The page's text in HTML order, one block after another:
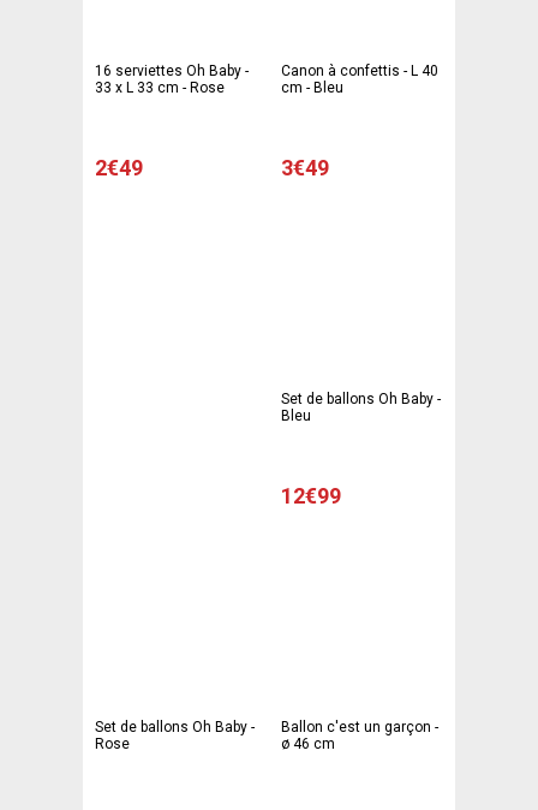
16 serviettes Oh Baby -
33 x L 33 cm - Rose
2€49
Canon à confettis - L 40
cm - Bleu
3€49
Set de ballons Oh Baby -
Bleu
12€99
Set de ballons Oh Baby -
Rose
Ballon c'est un garçon -
ø 46 cm